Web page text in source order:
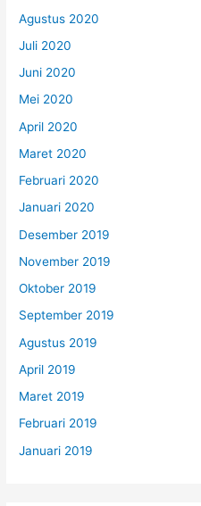
Agustus 2020
Juli 2020
Juni 2020
Mei 2020
April 2020
Maret 2020
Februari 2020
Januari 2020
Desember 2019
November 2019
Oktober 2019
September 2019
Agustus 2019
April 2019
Maret 2019
Februari 2019
Januari 2019